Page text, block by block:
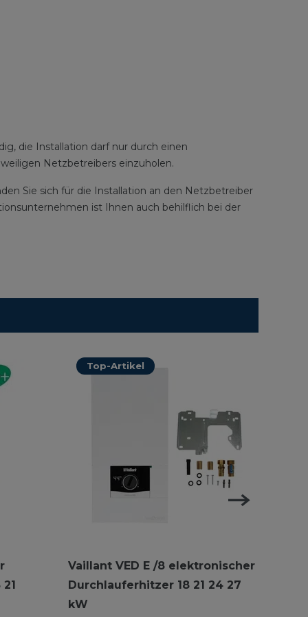
die Installation darf nur durch einen
Netzbetreibers einzuholen.
Sie sich für die Installation an den Netzbetreiber
ist Ihnen auch behilflich bei der
Top-Artikel
Vaillant VED E /8 elektronischer
Durchlauferhitzer 18 21 24 27
kW